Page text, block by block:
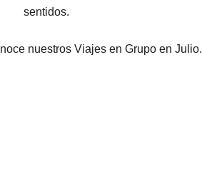
sentidos.
nuestros Viajes en Grupo en Julio.